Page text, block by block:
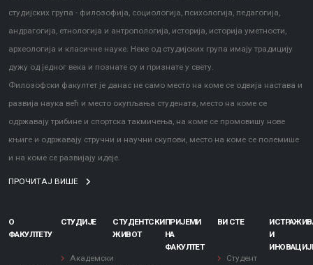
студијских група - филозофија, социологија, психологија, педагогија,
андрагогија, етнологија и антропологија, историја, историја уметности,
археологија и класичне науке. Неке од студијских група имају традицију
дужу од једног века и познате су и признате у свету.
Филозофски факултет је данас не само место на коме се одвија настава и
развија наука већ и место окупљања студената, место на коме се
одржавају трибине и спортска такмичења, на коме се промовишу нове
књиге и одржавају стручни и научни скупови, место на коме се полемише
и на коме се развијају идеје.
ПРОЧИТАЈ ВИШЕ
О
ФАКУЛТЕТУ
СТУДИЈЕ
Академски
СТУДЕНТСКИ
ЖИВОТ
ПРИЈЕМИ
НА
ФАКУЛТЕТ
ВИ СТЕ
Студент
И